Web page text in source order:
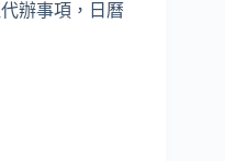
辦事項，日曆